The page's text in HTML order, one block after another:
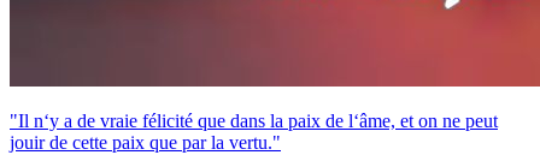
"Il n‘y a de vraie félicité que dans la paix de l‘âme, et on ne peut
jouir de cette paix que par la vertu."